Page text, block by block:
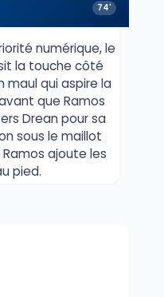
74'
numérique, le
la touche côté
maul qui aspire la
que Ramos
Drean pour sa
sous le maillot
ajoute les
pied.